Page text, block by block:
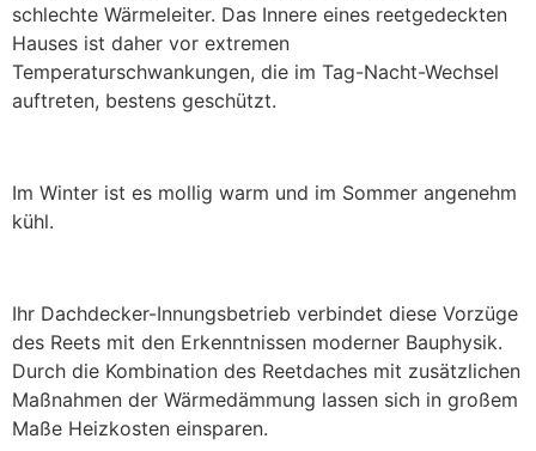
schlechte Wärmeleiter. Das Innere eines reetgedeckten
Hauses ist daher vor extremen
Temperaturschwankungen, die im Tag-Nacht-Wechsel
auftreten, bestens geschützt.
Im Winter ist es mollig warm und im Sommer angenehm
kühl.
Ihr Dachdecker-Innungsbetrieb verbindet diese Vorzüge
des Reets mit den Erkenntnissen moderner Bauphysik.
Durch die Kombination des Reetdaches mit zusätzlichen
Maßnahmen der Wärmedämmung lassen sich in großem
Maße Heizkosten einsparen.